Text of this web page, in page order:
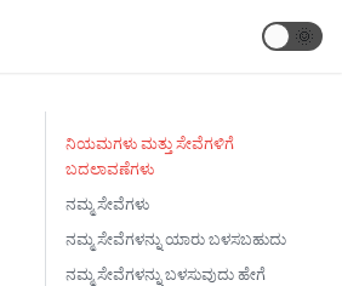
🌞
ನಿಯಮಗಳು ಮತ್ತು ಸೇವೆಗಳಿಗೆ
ಬದಲಾವಣೆಗಳು
ನಮ್ಮ ಸೇವೆಗಳು
ನಮ್ಮ ಸೇವೆಗಳನ್ನು ಯಾರು ಬಳಸಬಹುದು
ನಮ್ಮ ಸೇವೆಗಳನ್ನು ಬಳಸುವುದು ಹೇಗೆ